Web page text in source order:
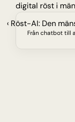
digital röst i
‹ Röst-AI: Den
Från chatbot till